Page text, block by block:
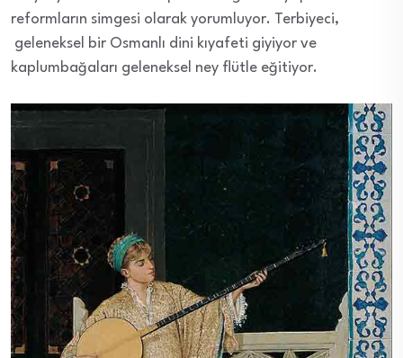
reformların simgesi olarak yorumluyor. Terbiyeci,
geleneksel bir Osmanlı dini kıyafeti giyiyor ve
kaplumbağaları geleneksel ney flütle eğitiyor.